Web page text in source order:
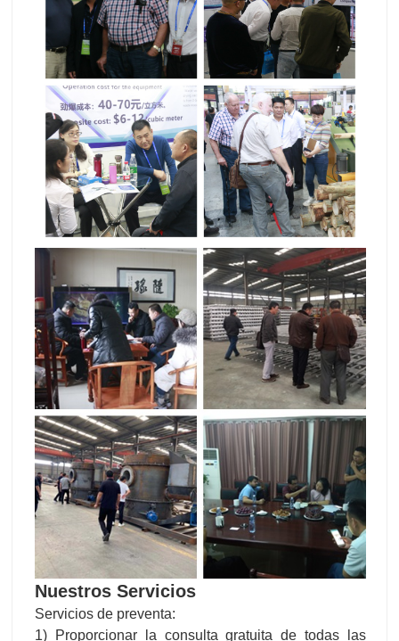
Nuestros Servicios
Servicios de preventa:
1) Proporcionar la consulta gratuita de todas las